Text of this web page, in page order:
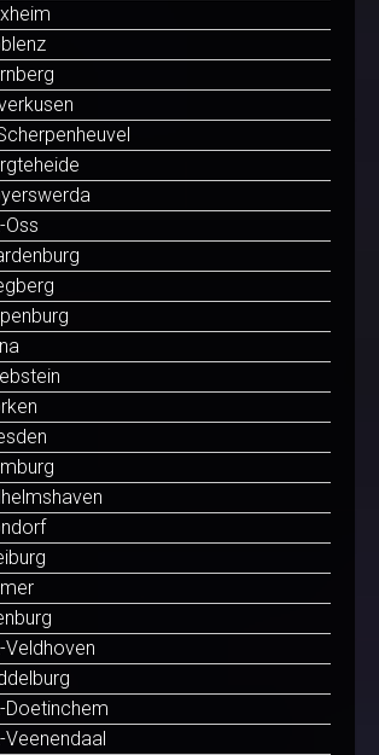
Oss
Veldhoven
Doetinchem